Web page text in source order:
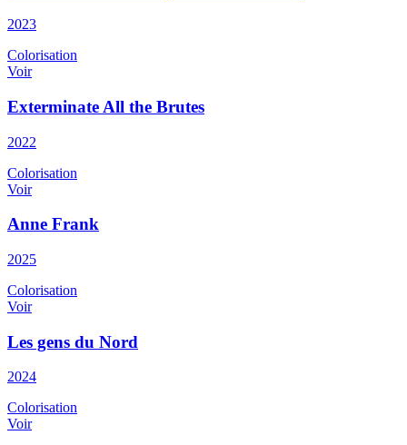
2023
Colorisation
Voir
Exterminate All the Brutes
2022
Colorisation
Voir
Anne Frank
2025
Colorisation
Voir
Les gens du Nord
2024
Colorisation
Voir